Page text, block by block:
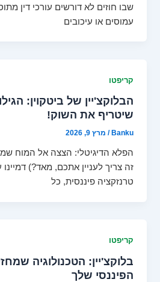
שבו חוזים לא דורשים עורכי דין
עמוסים או עיכובים
קריפטו
הבלוקצ'יין של ביטקוין:
שיטריף את השוק!
Banku
/ מרץ 9, 2026
הפלא הדיגיטלי: הצצה אל המוח
זה צריך לעניין אתכם, מאד?)
טרנזקציה פיננסית, כל
קריפטו
בלוקצ'יין: הטכנולוגיה
הפיננסי שלך